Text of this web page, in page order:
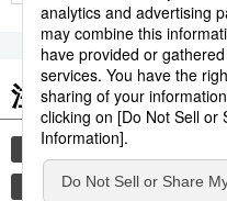
注目のキーワード
共同通信ニュース
時事通信ニュース